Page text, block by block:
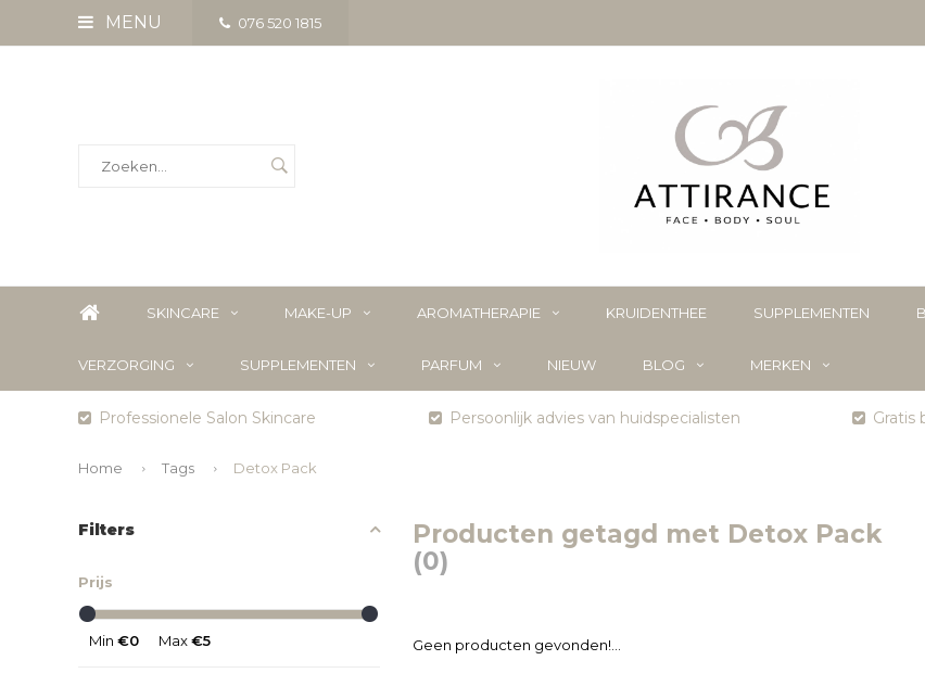
MENU 076 520 1815
SKINCARE MAKE-UP AROMATHERAPIE KRUIDENTHEE SUPPLEMENTEN
VERZORGING SUPPLEMENTEN PARFUM NIEUW BLOG MERKEN
Professionele Salon Skincare Persoonlijk advies van huidspecialisten Gratis
Home Tags Detox Pack
Filters
Prijs
Min €0 Max€5
Producten getagd met Detox Pack
(0)
Geen producten gevonden!...